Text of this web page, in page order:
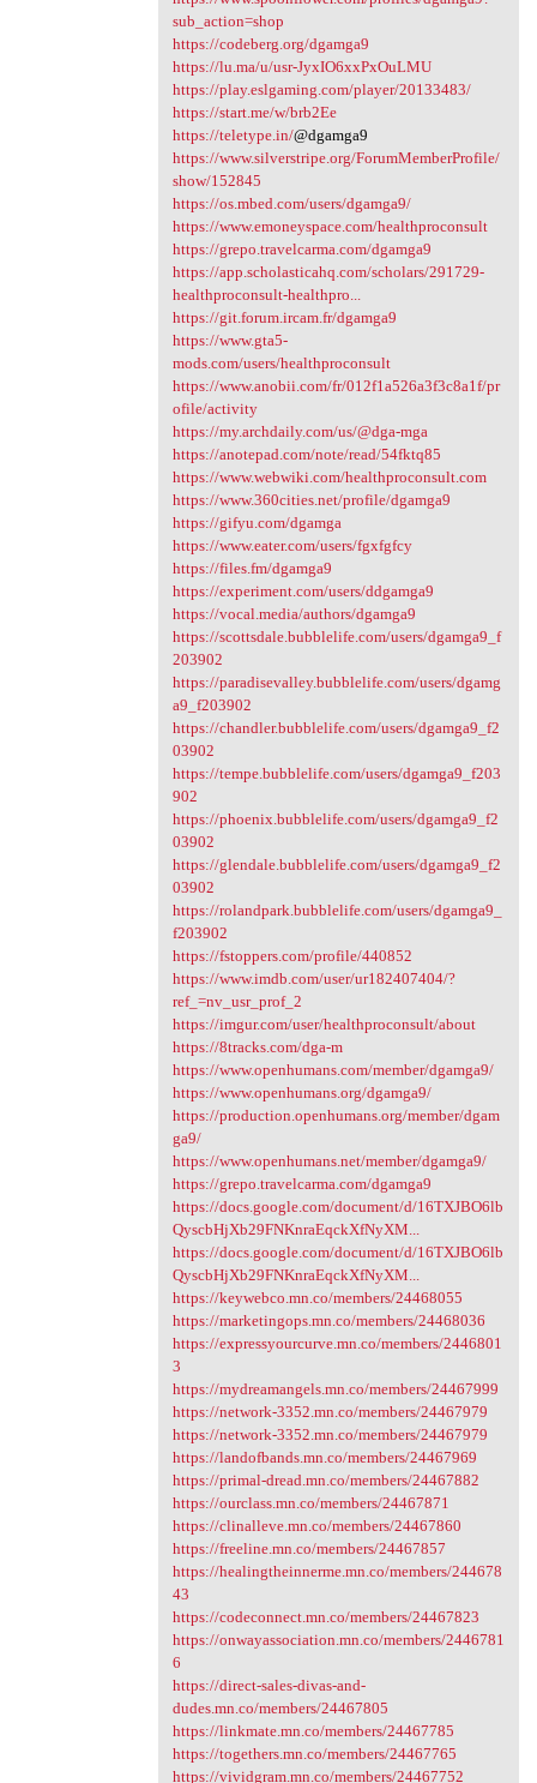
sub_action=shop
https://codeberg.org/dgamga9
https://lu.ma/u/usr-JyxIO6xxPxOuLMU
https://play.eslgaming.com/player/20133483/
https://start.me/w/brb2Ee
https://teletype.in/@dgamga9
https://www.silverstripe.org/ForumMemberProfile/
show/152845
https://os.mbed.com/users/dgamga9/
https://www.emoneyspace.com/healthproconsult
https://grepo.travelcarma.com/dgamga9
https://app.scholasticahq.com/scholars/291729-
healthproconsult-healthpro...
https://git.forum.ircam.fr/dgamga9
https://www.gta5-
mods.com/users/healthproconsult
https://www.anobii.com/fr/012f1a526a3f3c8a1f/pr
ofile/activity
https://my.archdaily.com/us/@dga-mga
https://anotepad.com/note/read/54fktq85
https://www.webwiki.com/healthproconsult.com
https://www.360cities.net/profile/dgamga9
https://gifyu.com/dgamga
https://www.eater.com/users/fgxfgfcy
https://files.fm/dgamga9
https://experiment.com/users/ddgamga9
https://vocal.media/authors/dgamga9
https://scottsdale.bubblelife.com/users/dgamga9_f
203902
https://paradisevalley.bubblelife.com/users/dgamg
a9_f203902
https://chandler.bubblelife.com/users/dgamga9_f2
03902
https://tempe.bubblelife.com/users/dgamga9_f203
902
https://phoenix.bubblelife.com/users/dgamga9_f2
03902
https://glendale.bubblelife.com/users/dgamga9_f2
03902
https://rolandpark.bubblelife.com/users/dgamga9_
f203902
https://fstoppers.com/profile/440852
https://www.imdb.com/user/ur182407404/?
ref_=nv_usr_prof_2
https://imgur.com/user/healthproconsult/about
https://8tracks.com/dga-m
https://www.openhumans.com/member/dgamga9/
https://www.openhumans.org/dgamga9/
https://production.openhumans.org/member/dgam
ga9/
https://www.openhumans.net/member/dgamga9/
https://grepo.travelcarma.com/dgamga9
https://docs.google.com/document/d/16TXJBO6lb
QyscbHjXb29FNKnraEqckXfNyXM...
https://docs.google.com/document/d/16TXJBO6lb
QyscbHjXb29FNKnraEqckXfNyXM...
https://keywebco.mn.co/members/24468055
https://marketingops.mn.co/members/24468036
https://expressyourcurve.mn.co/members/2446801
3
https://mydreamangels.mn.co/members/24467999
https://network-3352.mn.co/members/24467979
https://network-3352.mn.co/members/24467979
https://landofbands.mn.co/members/24467969
https://primal-dread.mn.co/members/24467882
https://ourclass.mn.co/members/24467871
https://clinalleve.mn.co/members/24467860
https://freeline.mn.co/members/24467857
https://healingtheinnerme.mn.co/members/244678
43
https://codeconnect.mn.co/members/24467823
https://onwayassociation.mn.co/members/2446781
6
https://direct-sales-divas-and-
dudes.mn.co/members/24467805
https://linkmate.mn.co/members/24467785
https://togethers.mn.co/members/24467765
https://vividgram.mn.co/members/24467752